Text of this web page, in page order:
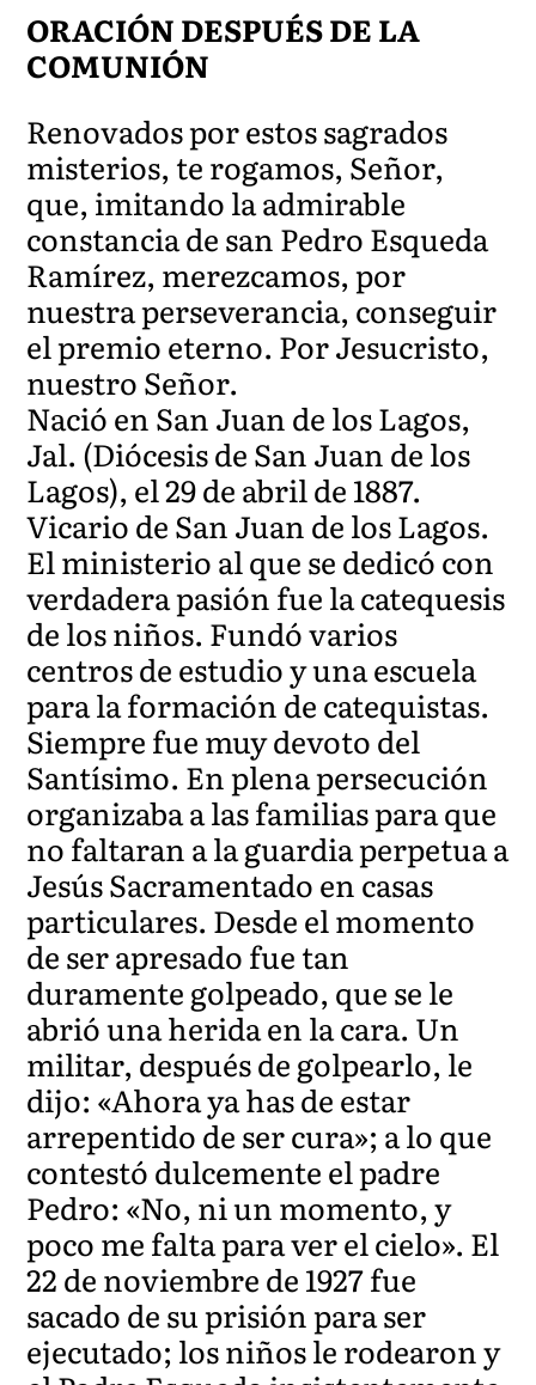
ORACIÓN DESPUÉS DE LA
COMUNIÓN
Renovados por estos sagrados
misterios, te rogamos, Señor,
que, imitando la admirable
constancia de san Pedro Esqueda
Ramírez, merezcamos, por
nuestra perseverancia, conseguir
el premio eterno. Por Jesucristo,
nuestro Señor.
Nació en San Juan de los Lagos,
Jal. (Diócesis de San Juan de los
Lagos), el 29 de abril de 1887.
Vicario de San Juan de los Lagos.
El ministerio al que se dedicó con
verdadera pasión fue la catequesis
de los niños. Fundó varios
centros de estudio y una escuela
para la formación de catequistas.
Siempre fue muy devoto del
Santísimo. En plena persecución
organizaba a las familias para que
no faltaran a la guardia perpetua a
Jesús Sacramentado en casas
particulares. Desde el momento
de ser apresado fue tan
duramente golpeado, que se le
abrió una herida en la cara. Un
militar, después de golpearlo, le
dijo: «Ahora ya has de estar
arrepentido de ser cura»; a lo que
contestó dulcemente el padre
Pedro: «No, ni un momento, y
poco me falta para ver el cielo». El
22 de noviembre de 1927 fue
sacado de su prisión para ser
ejecutado; los niños le rodearon y